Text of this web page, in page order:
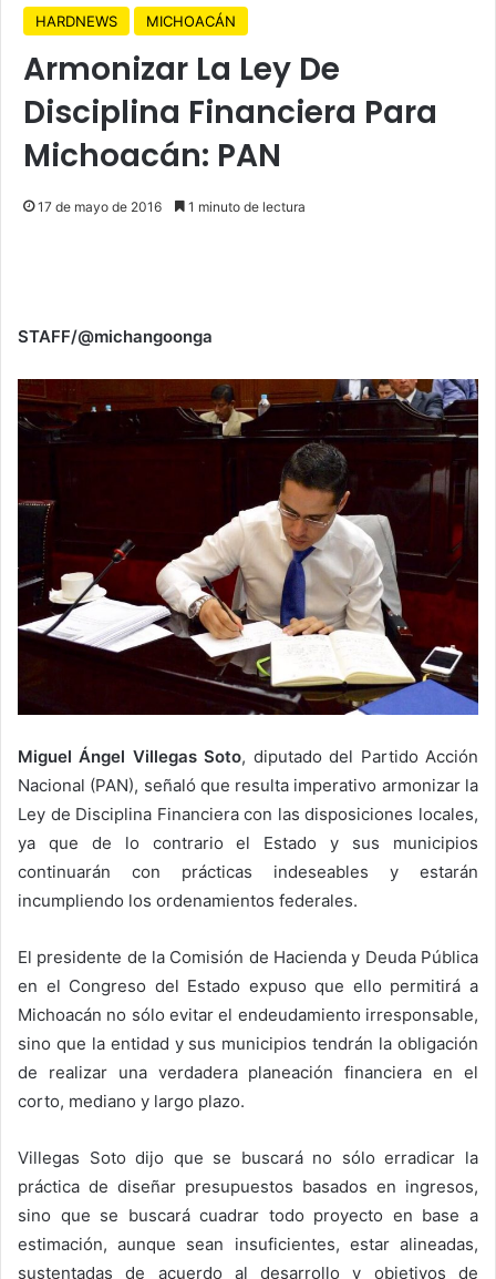
HARDNEWS MICHOACÁN
Armonizar La Ley De
Disciplina Financiera Para
Michoacán: PAN
17 de mayo de 2016 1 minuto de lectura
STAFF/@michangoonga
Miguel Ángel Villegas Soto, diputado del Partido Acción
Nacional (PAN), señaló que resulta imperativo armonizar la
Ley de Disciplina Financiera con las disposiciones locales,
ya que de lo contrario el Estado y sus municipios
continuarán con prácticas indeseables y estarán
incumpliendo los ordenamientos federales.
El presidente de la Comisión de Hacienda y Deuda Pública
en el Congreso del Estado expuso que ello permitirá a
Michoacán no sólo evitar el endeudamiento irresponsable,
sino que la entidad y sus municipios tendrán la obligación
de realizar una verdadera planeación financiera en el
corto, mediano y largo plazo.
Villegas Soto dijo que se buscará no sólo erradicar la
práctica de diseñar presupuestos basados en ingresos,
sino que se buscará cuadrar todo proyecto en base a
estimación, aunque sean insuficientes, estar alineadas,
sustentadas de acuerdo al desarrollo y objetivos de